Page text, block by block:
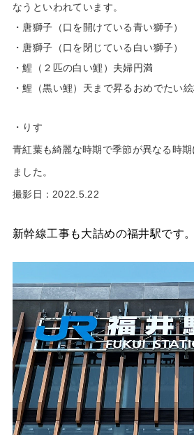
なうといわれています。
・唐獅子（口を開けている青い獅子）
・唐獅子（口を閉じている白い獅子）
・鯉（２匹の白い鯉）夫婦円満
・鯉（黒い鯉）天まで昇るおめでたい
・りす
青紅葉も綺麗な時期で季節が異なる時
ました。
撮影日：2022.5.22
新幹線工事も大詰めの福井駅です。